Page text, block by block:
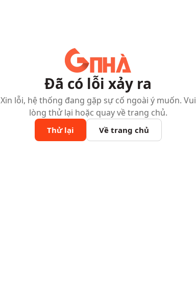
Đã có lỗi xảy ra
Xin lỗi, hệ thống đang gặp sự cố ngoài ý muốn. Vui
lòng thử lại hoặc quay về trang chủ.
Thử lại Về trang chủ